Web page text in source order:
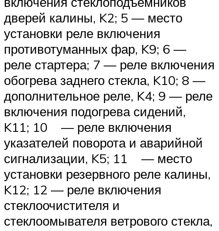
дверей калины, K2; 5 — место
установки реле включения
противотуманных фар, K9; 6 —
реле стартера; 7 — реле вклю­чения
обогрева заднего стекла, K10; 8 —
дополнительное реле, K4; 9 — реле
включения подогрева сидений,
K11; 10 — реле включения
указателей пово­рота и аварийной
сигнализации, K5; 11 — место
установки резервного реле калины,
K12; 12 — реле включения
стеклоочис­тителя и
стеклоомывателя ветрового стекла,